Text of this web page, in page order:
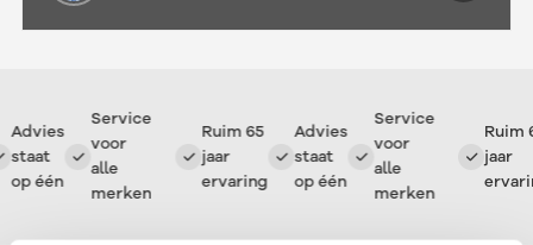
Advies
staat
op één
Service
voor
alle
merken
Ruim 65
jaar
ervaring
Advies
staat
op één
Service
voor
alle
merken
Ruim
jaar